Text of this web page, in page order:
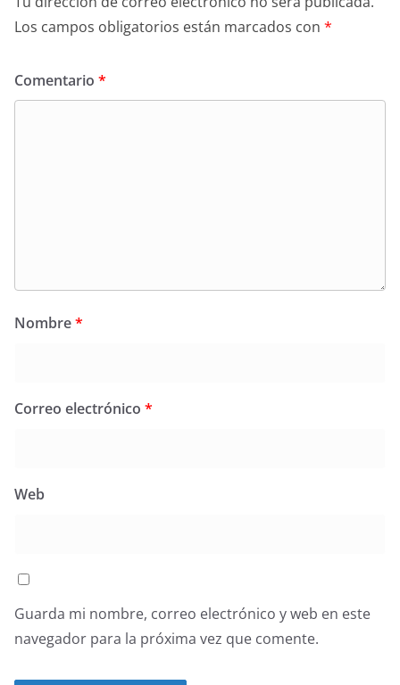
Los campos obligatorios están marcados con *
Comentario *
Nombre*
Correo electrónico *
Web
Guarda mi nombre, correo electrónico y web en este
navegador para la próxima vez que comente.